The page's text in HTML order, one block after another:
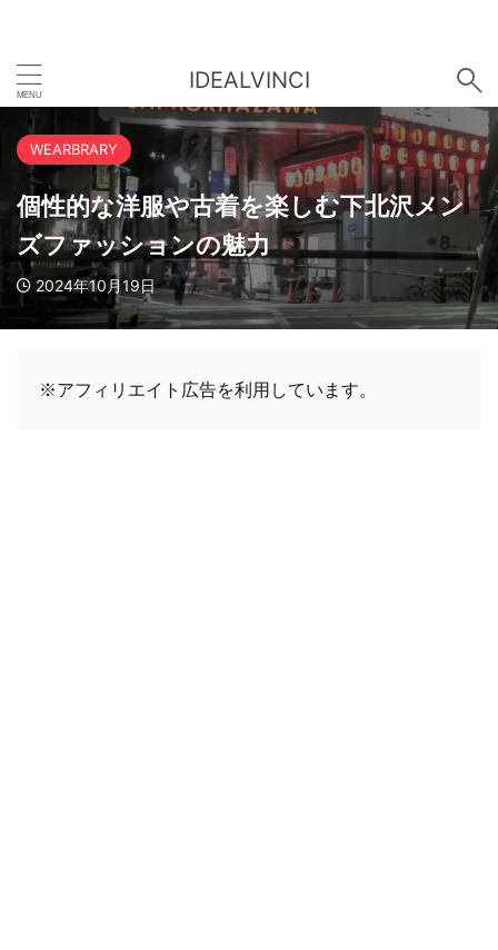
IDEALVINCI
WEARBRARY
個性的な洋服や古着を楽しむ下北沢メン
ズファッションの魅力
2024年10月19日
※アフィリエイト広告を利用しています。